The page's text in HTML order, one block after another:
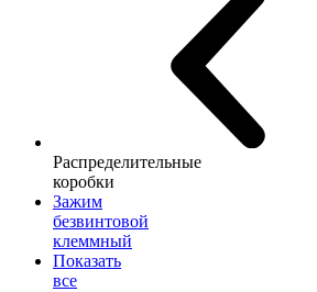
Распределительные
коробки
Зажим
безвинтовой
клеммный
Показать
все